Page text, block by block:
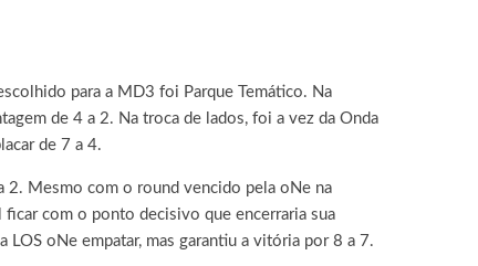
para a MD3 foi Parque Temático. Na
de 4 a 2. Na troca de lados, foi a vez da Onda
de 7 a 4.
2. Mesmo com o round vencido pela oNe na
com o ponto decisivo que encerraria sua
LOS oNe empatar, mas garantiu a vitória por 8 a 7.